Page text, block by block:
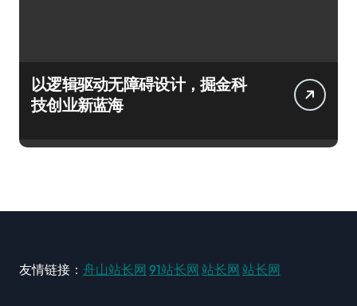
以逻辑驱动无障碍设计，掘金科
技创业新蓝海
友情链接： 舟山站长网 91站长网 站长网 站长网